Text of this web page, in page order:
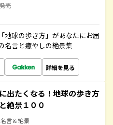
売
地球の歩き方」があなたにお届
名言と癒やしの絶景集
詳細を見る
出たくなる！地球の歩き方
絶景１００
言＆絶景